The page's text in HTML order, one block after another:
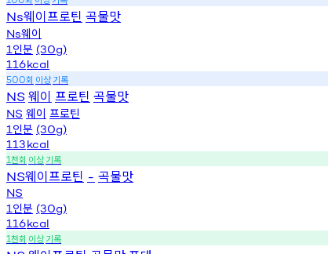
Ns웨이프로틴 곡물맛
Ns웨이
1 인분 (30g)
116kcal
500회 이상기록
NS 웨이 프로틴 곡물맛
NS 웨이 프로틴
1 인분 (30g)
113kcal
1천회 이상기록
NS웨이프로틴 - 곡물맛
NS
1 인분 (30g)
116kcal
1천회 이상기록